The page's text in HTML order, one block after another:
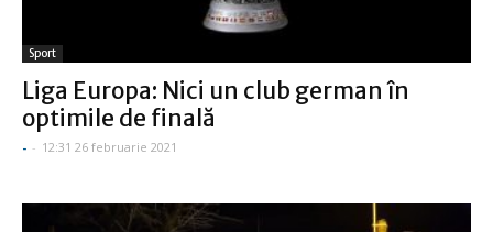
Sport
Liga Europa: Nici un club german în
optimile de finală
- - 12:31 26 februarie 2021